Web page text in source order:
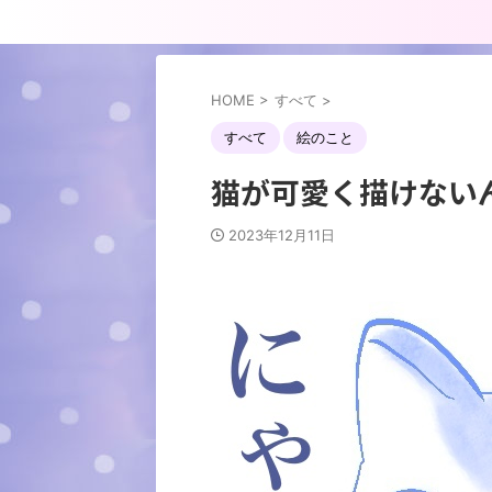
HOME > すべて >
すべて 絵のこと
猫が可愛く描けない
2023年12月11日